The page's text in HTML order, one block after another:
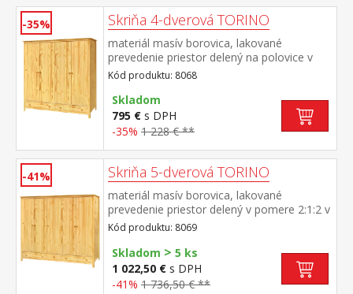
-35% Skriňa 4-dverová TORINO
materiál masív borovica, lakované
prevedenie priestor delený na polovice v
ľavej polovici šatníková tyč a polica na
klobúky v pravej polovici 3 police v spodnej
časti 2 zásuvky s kovovými
pojazdmi odporúčaný nadstavec 8168
Kód produktu: 8068
Skladom
795 € s DPH
-35% 1 228 € **
-41% Skriňa 5-dverová TORINO
materiál masív borovica, lakované
prevedenie priestor delený v pomere 2:1:2 v
ľavej a pravej širšej časti šatníková tyč a
polica na klobúky v strednej úzkej časti 3
police v spodnej časti 3 zásuvky s kovovými
pojazdmi odporúčaný nadstavec 8169
Kód produktu: 8069
Skladom > 5 ks
1 022,50 € s DPH
-41% 1 736,50 € **